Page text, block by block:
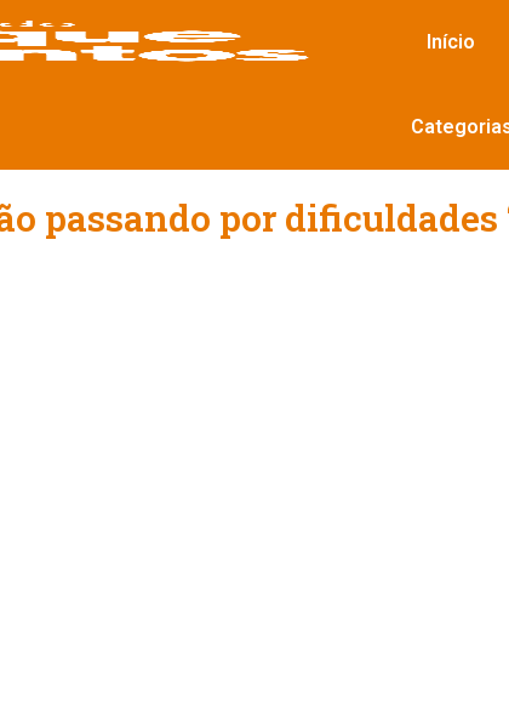
Início
passando por